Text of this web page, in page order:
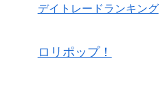
デイトレードランキング
ロリポップ！